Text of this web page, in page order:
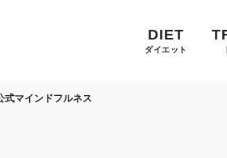
DIET
ダイエット
式マインドフルネス